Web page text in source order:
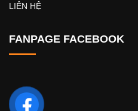
LIÊN HỆ
FANPAGE FACEBOOK